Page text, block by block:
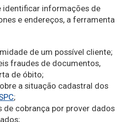
identificar informações de
e endereços, a ferramenta
de um possível cliente;
fraudes de documentos,
de óbito;
a situação cadastral dos
;
de cobrança por prover dados